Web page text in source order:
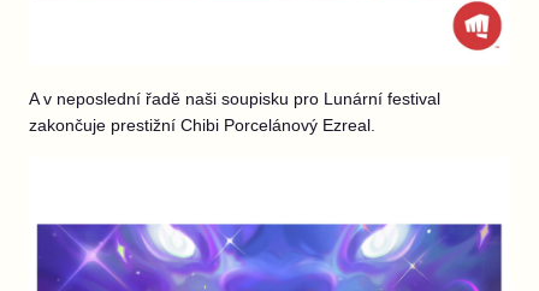
A v neposlední řadě naši soupisku pro Lunární festival
zakončuje prestižní Chibi Porcelánový Ezreal.